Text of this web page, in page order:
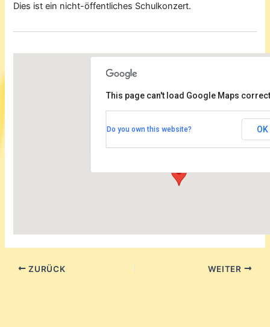
Dies ist ein nicht-öffentliches Schulkonzert.
Wilhelmsruher Damm 142c - Berlin
This page can't load Google Maps
Do you own this website? OK
ZURÜCK WEITER